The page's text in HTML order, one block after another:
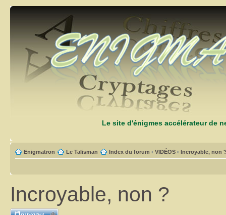
Le site d'énigmes accélérateur de
Enigmatron Le Talisman Index du forum ‹ VIDÉOS ‹ Incroyable, non
Incroyable, non ?
Ecrire un nouveau